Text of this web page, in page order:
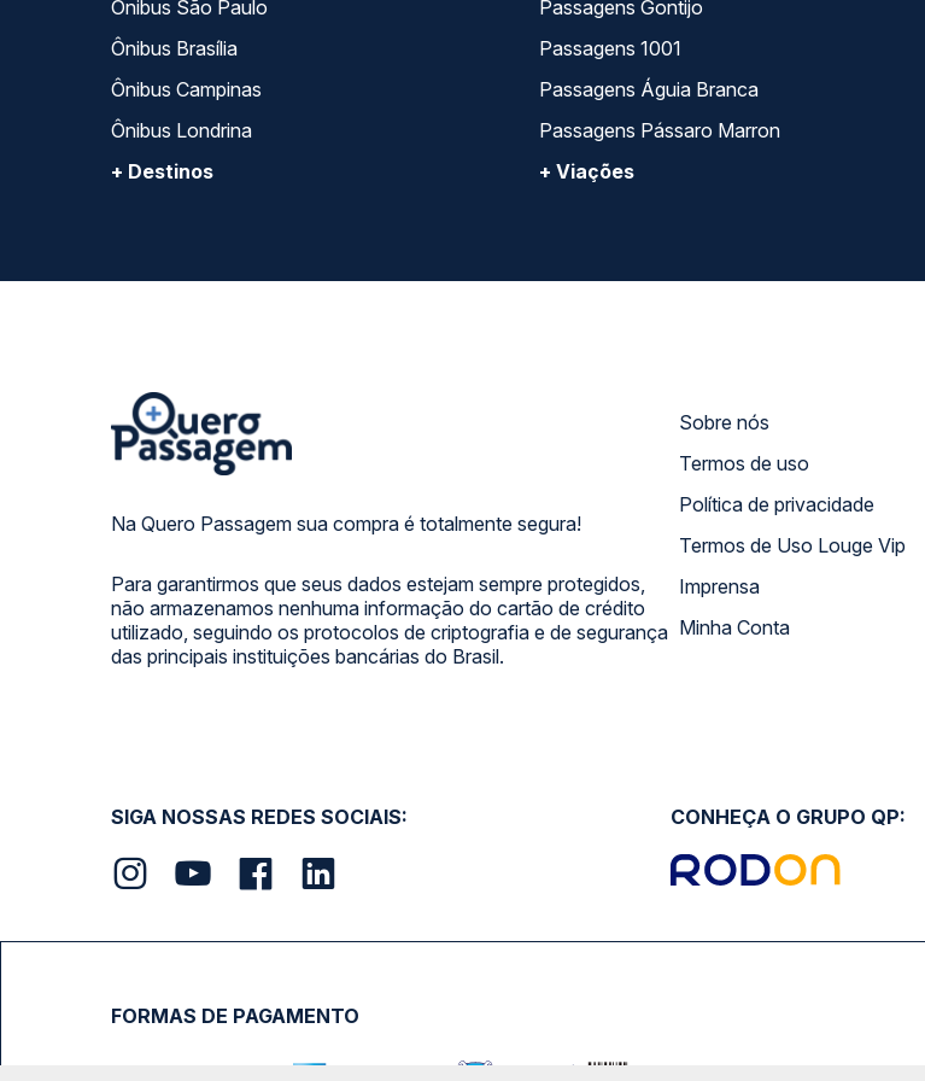
Ônibus São Paulo
Ônibus Brasília
Ônibus Campinas
Ônibus Londrina
+ Destinos
Passagens Gontijo
Passagens 1001
Passagens Águia Branca
Passagens Pássaro Marron
+ Viações
Na Quero Passagem sua compra é totalmente segura!
Para garantirmos que seus dados estejam sempre protegidos,
não armazenamos nenhuma informação do cartão de crédito
utilizado, seguindo os protocolos de criptografia e de segurança
das principais instituições bancárias do Brasil.
Sobre nós
Termos de uso
Política de privacidade
Termos de Uso Louge Vip
Imprensa
Minha Conta
SIGA NOSSAS REDES SOCIAIS: CONHEÇA O GRUPO QP:
FORMAS DE PAGAMENTO